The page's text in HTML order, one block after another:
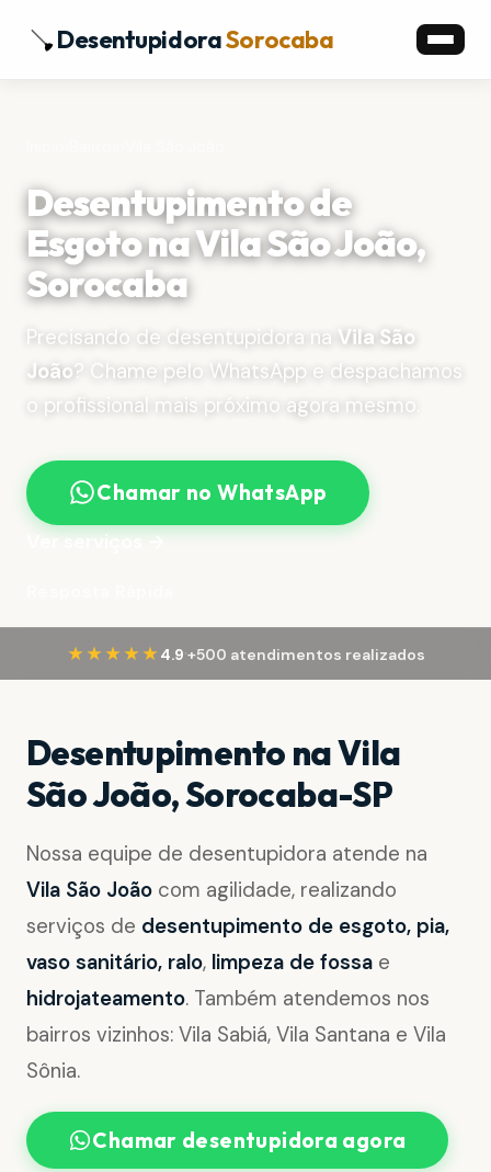
DesentupidoraSorocaba
Desentupimento de
Esgoto na Vila São João,
Sorocaba
Precisando de desentupidora na Vila São
João? Chame pelo WhatsApp e despachamos
o profissional mais próximo agora mesmo.
Chamar no WhatsApp
Ver serviços →
★★★★★ 4.9·+500 atendimentos realizados
Desentupimento na Vila
São João, Sorocaba-SP
Nossa equipe de desentupidora atende na
Vila São João com agilidade, realizando
serviços de desentupimento de esgoto, pia,
vaso sanitário, ralo, limpeza de fossa e
hidrojateamento. Também atendemos nos
bairros vizinhos: Vila Sabiá, Vila Santana e Vila
Sônia.
Chamar desentupidora agora